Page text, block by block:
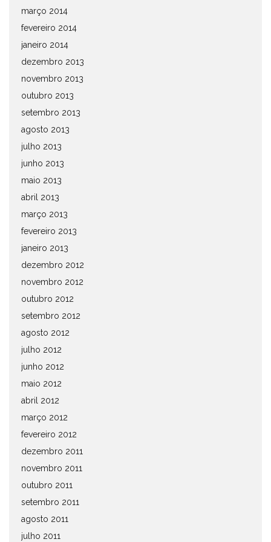
março 2014
fevereiro 2014
janeiro 2014
dezembro 2013
novembro 2013
outubro 2013
setembro 2013
agosto 2013
julho 2013
junho 2013
maio 2013
abril 2013
março 2013
fevereiro 2013
janeiro 2013
dezembro 2012
novembro 2012
outubro 2012
setembro 2012
agosto 2012
julho 2012
junho 2012
maio 2012
abril 2012
março 2012
fevereiro 2012
dezembro 2011
novembro 2011
outubro 2011
setembro 2011
agosto 2011
julho 2011